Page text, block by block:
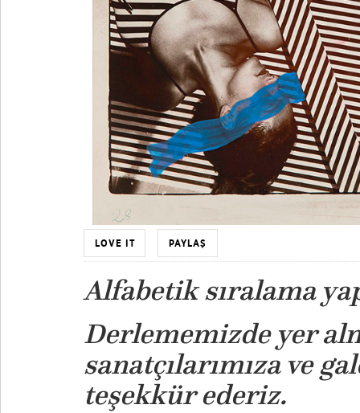
LOVE IT PAYLAŞ
Alfabetik sıralama
Derlememizde yer
sanatçılarımıza ve
teşekkür ederiz.